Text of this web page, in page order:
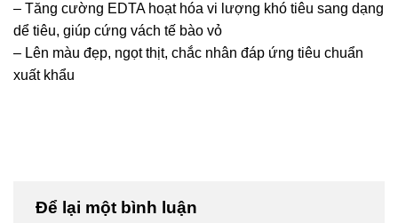
– Tăng cường EDTA hoạt hóa vi lượng khó tiêu sang dạng
dể tiêu, giúp cứng vách tế bào vỏ
– Lên màu đẹp, ngọt thịt, chắc nhân đáp ứng tiêu chuẩn
xuất khẩu
Để lại một bình luận